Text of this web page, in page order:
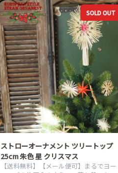
SOLD OUT
ストローオーナメント ツリートップ
25cm 朱色 星 クリスマス
【送料無料】【メール便可】まるでヨー